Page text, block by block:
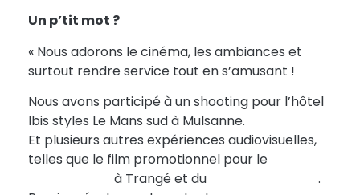
Un p’tit mot ?
« Nous adorons le cinéma, les ambiances et
surtout rendre service tout en s’amusant !
Nous avons participé à un shooting pour l’hôtel
Ibis styles Le Mans sud à Mulsanne.
Et plusieurs autres expériences audiovisuelles,
telles que le film promotionnel pour le
à Trangé et du
.